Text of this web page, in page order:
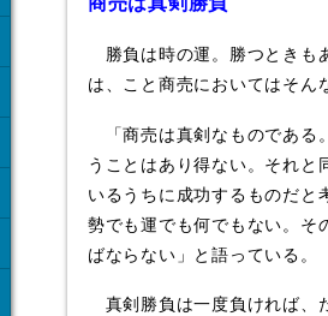
勝負は時の運。勝つときも
は、こと商売においてはそん
「商売は真剣なものである
うことはあり得ない。それと
いるうちに成功するものだと
勢でも運でも何でもない。そ
ばならない」と語っている。
真剣勝負は一度負ければ、